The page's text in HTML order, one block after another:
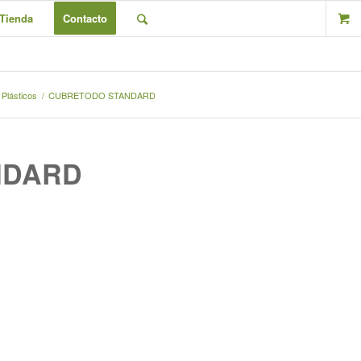
Tienda Contacto
/ CUBRETODO STANDARD